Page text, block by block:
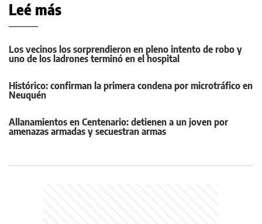
Leé más
Los vecinos los sorprendieron en pleno intento de robo y
uno de los ladrones terminó en el hospital
Histórico: confirman la primera condena por microtráfico en
Neuquén
Allanamientos en Centenario: detienen a un joven por
amenazas armadas y secuestran armas